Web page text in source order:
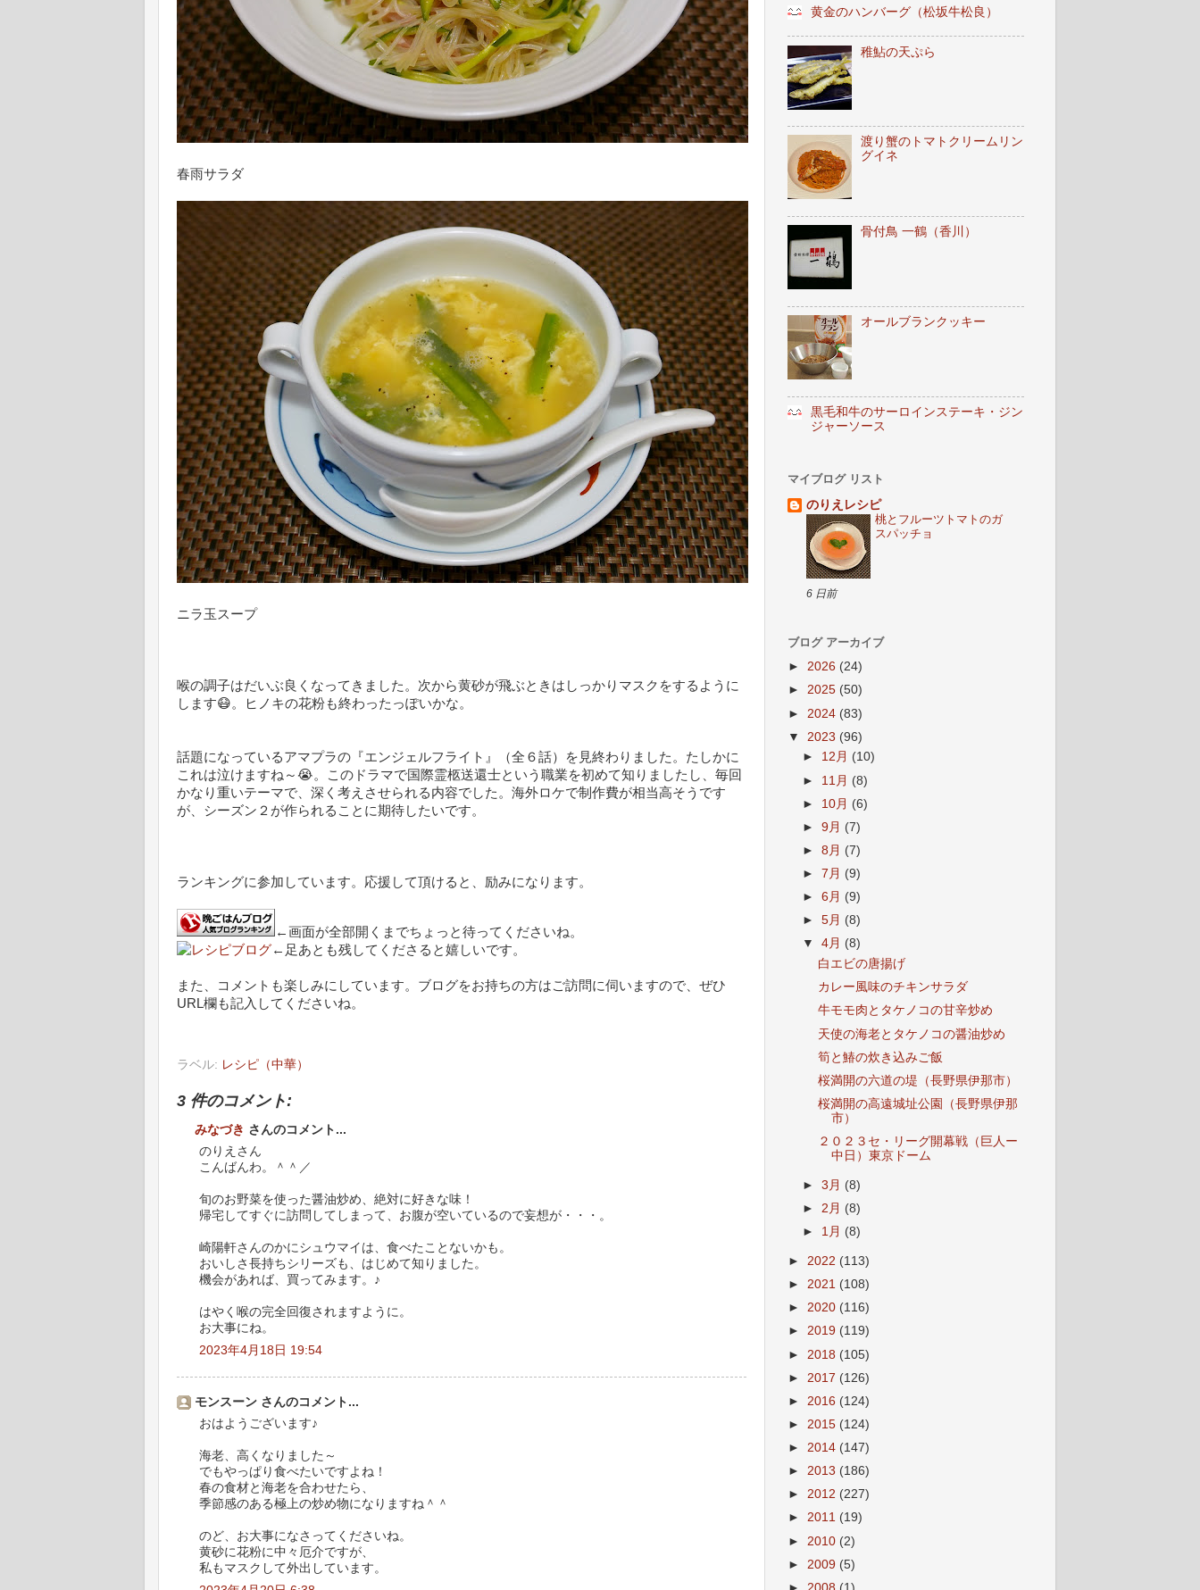
春雨サラダ
ニラ玉スープ
喉の調子はだいぶ良くなってきました。次から黄砂が飛ぶときはしっかりマスクをするように
します😷。ヒノキの花粉も終わったっぽいかな。
話題になっているアマプラの『エンジェルフライト』（全６話）を見終わりました。たしかに
これは泣けますね～😭。このドラマで国際霊柩送還士という職業を初めて知りましたし、毎回
かなり重いテーマで、深く考えさせられる内容でした。海外ロケで制作費が相当高そうです
が、シーズン２が作られることに期待したいです。
ランキングに参加しています。応援して頂けると、励みになります。
←画面が全部開くまでちょっと待ってくださいね。
←足あとも残してくださると嬉しいです。
また、コメントも楽しみにしています。ブログをお持ちの方はご訪問に伺いますので、ぜひ
URL欄も記入してくださいね。
ラベル: レシピ（中華）
3 件のコメント:
みなづき さんのコメント...
のりえさん
こんばんわ。＾＾／
旬のお野菜を使った醤油炒め、絶対に好きな味！
帰宅してすぐに訪問してしまって、お腹が空いているので妄想が・・・。
崎陽軒さんのかにシュウマイは、食べたことないかも。
おいしさ長持ちシリーズも、はじめて知りました。
機会があれば、買ってみます。♪
はやく喉の完全回復されますように。
お大事にね。
2023年4月18日 19:54
モンスーン さんのコメント...
おはようございます♪
海老、高くなりました～
でもやっぱり食べたいですよね！
春の食材と海老を合わせたら、
季節感のある極上の炒め物になりますね＾＾
のど、お大事になさってくださいね。
黄砂に花粉に中々厄介ですが、
私もマスクして外出しています。
黄金のハンバーグ（松坂牛松良）
稚鮎の天ぷら
渡り蟹のトマトクリームリン
グイネ
骨付鳥 一鶴（香川）
オールブランクッキー
黒毛和牛のサーロインステーキ・ジン
ジャーソース
マイブログ リスト
のりえレシピ
桃とフルーツトマトのガ
スパッチョ
6 日前
ブログ アーカイブ
► 2026 (24)
► 2025 (50)
► 2024 (83)
▼ 2023 (96)
► 12月 (10)
► 11月 (8)
► 10月 (6)
►9月 (7)
►8月 (7)
►7月 (9)
►6月 (9)
►5月 (8)
▼4月 (8)
白エビの唐揚げ
カレー風味のチキンサラダ
牛モモ肉とタケノコの甘辛炒め
天使の海老とタケノコの醤油炒め
筍と鰆の炊き込みご飯
桜満開の六道の堤（長野県伊那市）
桜満開の高遠城址公園（長野県伊那
市）
２０２３セ・リーグ開幕戦（巨人ー
中日）東京ドーム
►3月 (8)
►2月 (8)
► 1月 (8)
► 2022 (113)
► 2021 (108)
► 2020 (116)
► 2019 (119)
► 2018 (105)
► 2017 (126)
► 2016 (124)
► 2015 (124)
► 2014 (147)
► 2013 (186)
► 2012 (227)
► 2011 (19)
► 2010 (2)
► 2009 (5)